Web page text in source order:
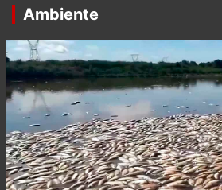
Ambiente